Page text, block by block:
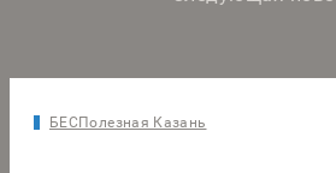
БЕСПолезная Казань